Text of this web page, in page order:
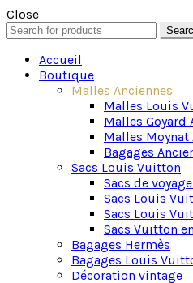
Close
Search
for:
Accueil
Boutique
Malles Anciennes
Malles Louis
Malles Goyard
Malles Moynat
Bagages
Sacs Louis Vuitton
Sacs de
Sacs Louis
Sacs Louis
Sacs Vuitton
Bagages Hermès
Bagages Louis
Décoration vintage